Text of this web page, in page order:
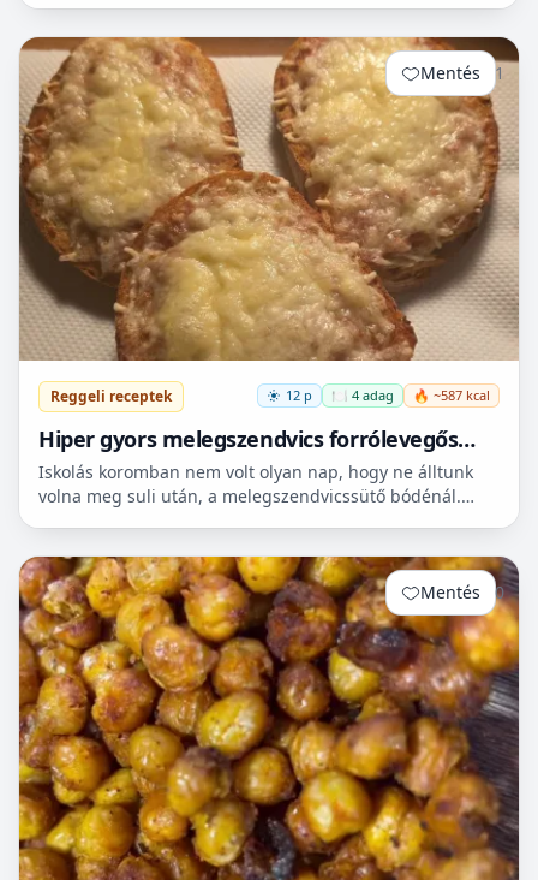
Mentés 1
Reggeli receptek 12 p 🍽️ 4 adag 🔥 ~587 kcal
Hiper gyors melegszendvics forrólevegős
sütőbe
Iskolás koromban nem volt olyan nap, hogy ne álltunk
volna meg suli után, a melegszendvicssütő bódénál.
Mentés 0